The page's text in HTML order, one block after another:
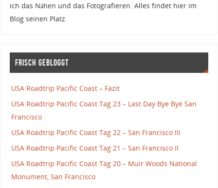
ich das Nähen und das Fotografieren. Alles findet hier im
Blog seinen Platz.
Frisch gebloggt
USA Roadtrip Pacific Coast – Fazit
USA Roadtrip Pacific Coast Tag 23 – Last Day Bye Bye San
Francisco
USA Roadtrip Pacific Coast Tag 22 – San Francisco III
USA Roadtrip Pacific Coast Tag 21 – San Francisco II
USA Roadtrip Pacific Coast Tag 20 – Muir Woods National
Monument, San Francisco